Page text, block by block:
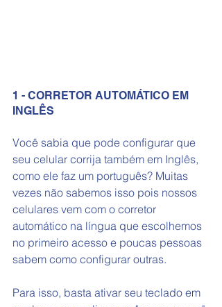
1 - CORRETOR AUTOMÁTICO EM
INGLÊS
Você sabia que pode configurar que
seu celular corrija também em Inglês,
como ele faz um português? Muitas
vezes não sabemos isso pois nossos
celulares vem com o corretor
automático na língua que escolhemos
no primeiro acesso e poucas pessoas
sabem como configurar outras.
Para isso, basta ativar seu teclado em